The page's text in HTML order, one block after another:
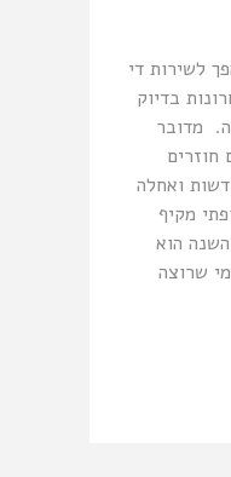
לשירות די
בדיוק
מדובר
חוזרים
ואחלה
מקיף
הוא
שרוצה